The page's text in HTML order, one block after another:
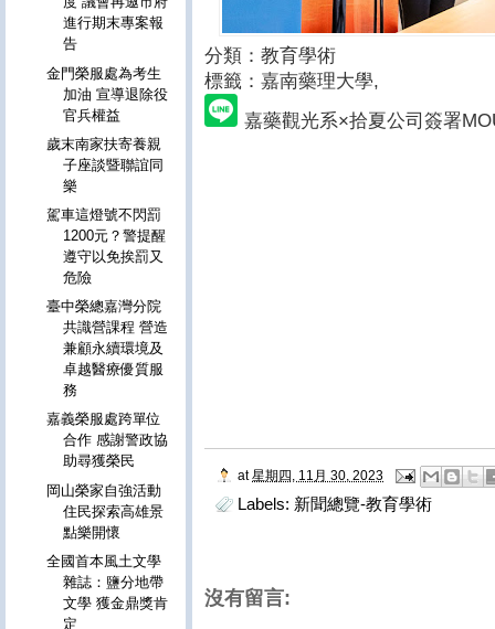
分類：教育學術
標籤：嘉南藥理大學,
嘉藥觀光系×拾夏公司簽署
at 星期四, 11月 30, 2023
Labels: 新聞總覽-教育學術
沒有留言:
進行期末專案報
告
金門榮服處為考生
加油 宣導退除役
官兵權益
歲末南家扶寄養親
子座談暨聯誼同
樂
駕車這燈號不閃罰
1200元？警提醒
遵守以免挨罰又
危險
臺中榮總嘉灣分院
共識營課程 營造
兼顧永續環境及
卓越醫療優質服
務
嘉義榮服處跨單位
合作 感謝警政協
助尋獲榮民
岡山榮家自強活動
住民探索高雄景
點樂開懷
全國首本風土文學
雜誌：鹽分地帶
文學 獲金鼎獎肯
定